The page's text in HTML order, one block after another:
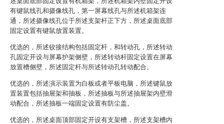
有键鼠线孔和摄像线孔，第一屏幕线孔与所述机箱架连
通，所述摄像线孔位于所述支架杆正下方，所述桌面底部
固定设置有键鼠放置装置。
优选的，所述铰接结构包括固定杆，和转动孔，所述转动
孔固定开设与屏幕护架侧壁，所述转动杆固定设置在屏幕
放置槽侧壁，所述固定杆与所述转动孔转动配合。
优选的，所述演示装置为白板或者平板电脑，所述键鼠放
置装置包括抽屉架和抽板，所述抽板与所述抽屉架内壁滑
动配合，所述抽板一端固定设置有防尘盖。
优选的，所述桌面顶部固定开设有支架槽，所述支架槽内